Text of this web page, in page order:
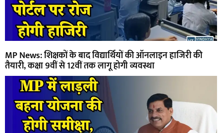
MP News: शिक्षकों के बाद विद्यार्थियों की ऑनलाइन हाजिरी की
तैयारी, कक्षा 9वीं से 12वीं तक लागू होगी व्यवस्था